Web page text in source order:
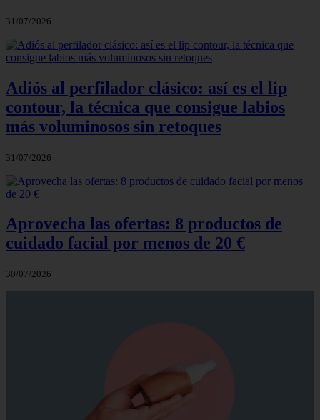
31/07/2026
Adiós al perfilador clásico: así es el lip
contour, la técnica que consigue labios
más voluminosos sin retoques
31/07/2026
Aprovecha las ofertas: 8 productos de
cuidado facial por menos de 20 €
30/07/2026